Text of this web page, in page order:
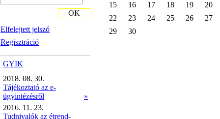
Elfelejtett jelszó
Regisztráció
OK
GYIK
2018. 08. 30.
Tájékoztató az e-
ügyintézésről
»
2016. 11. 23.
Tudnivalók az étrend-
15
16 17 18 19
20
22
23 24 25 26
27
29
30